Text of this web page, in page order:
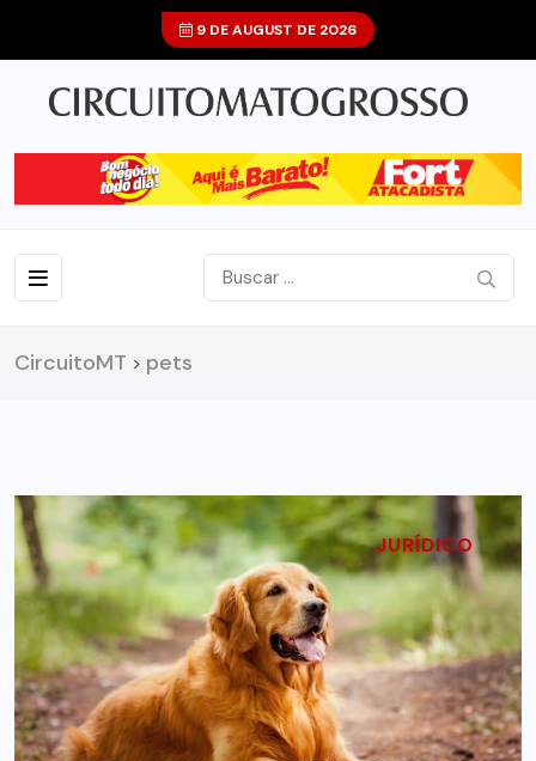
9 DE AUGUST DE 2026
CircuitoMT > pets
JURÍDICO